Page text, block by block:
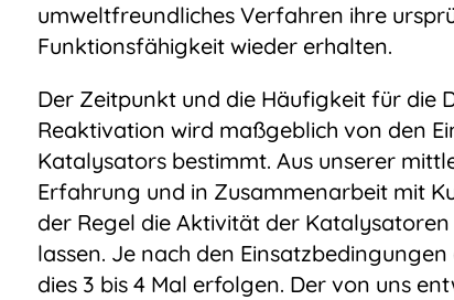
umweltfreundliches Verfahren ihre
Funktionsfähigkeit wieder erhalten.
Der Zeitpunkt und die Häufigkeit für die
Reaktivation wird maßgeblich von den
Katalysators bestimmt. Aus unserer
Erfahrung und in Zusammenarbeit mit
der Regel die Aktivität der
lassen. Je nach den
dies 3 bis 4 Mal erfolgen. Der von uns